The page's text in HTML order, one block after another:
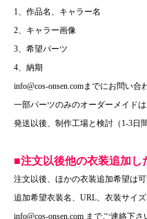
1、作品名、キャラー名
2、キャラー画像
3、希望パーツ
4、納期
info@cos-onsen.comまでにお問い合
一部パーツのみのオーダーメイド
発送以後、制作工場と検討（1-3日
■注文以後他の衣装追加し
注文以後、ほかの衣装追加希望は可
追加希望衣装名、URL、衣装サイ
info@cos-onsen.com までご連絡下